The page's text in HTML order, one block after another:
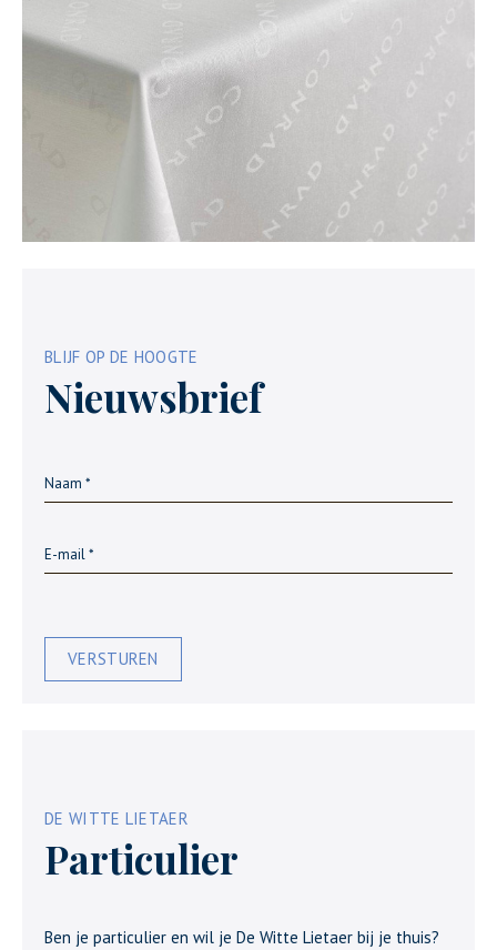
BLIJF OP DE HOOGTE
Nieuwsbrief
VERSTUREN
DE WITTE LIETAER
Particulier
Ben je particulier en wil je De Witte Lietaer bij je thuis?